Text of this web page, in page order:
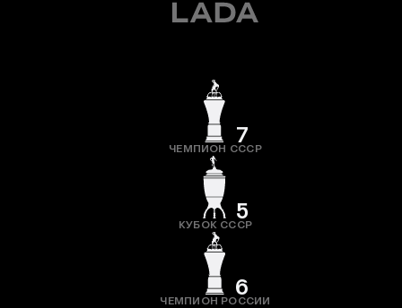
7
ЧЕМПИОН СССР
5
КУБОК СССР
6
ЧЕМПИОН РОССИИ